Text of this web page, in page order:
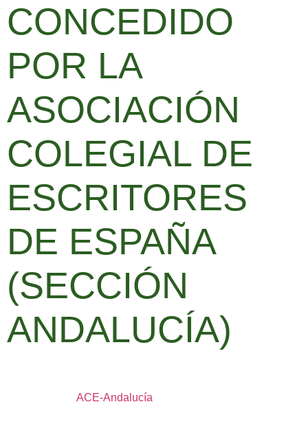
CONCEDIDO
POR LA
ASOCIACIÓN
COLEGIAL DE
ESCRITORES
DE ESPAÑA
(SECCIÓN
ANDALUCÍA)
ACE-Andalucía